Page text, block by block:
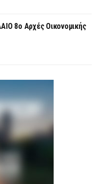
8ο Αρχές Οικονομικής